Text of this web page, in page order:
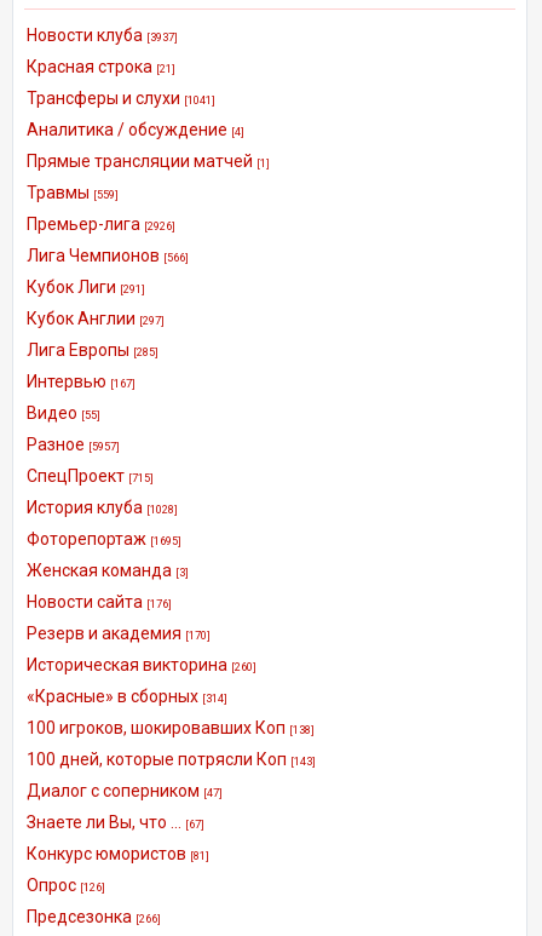
Новости клуба [3937]
Красная строка [21]
Трансферы и слухи [1041]
Аналитика / обсуждение [4]
Прямые трансляции матчей [1]
Травмы [559]
Премьер-лига [2926]
Лига Чемпионов [566]
Кубок Лиги [291]
Кубок Англии [297]
Лига Европы [285]
Интервью [167]
Видео [55]
Разное [5957]
СпецПроект [715]
История клуба [1028]
Фоторепортаж [1695]
Женская команда [3]
Новости сайта [176]
Резерв и академия [170]
Историческая викторина [260]
«Красные» в сборных [314]
100 игроков, шокировавших Коп [138]
100 дней, которые потрясли Коп [143]
Диалог с соперником [47]
Знаете ли Вы, что ... [67]
Конкурс юмористов [81]
Опрос [126]
Предсезонка [266]